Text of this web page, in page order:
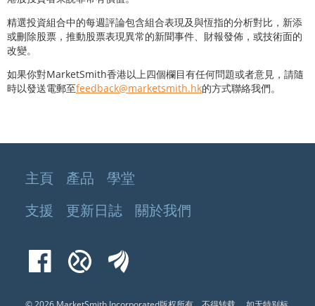
精選投資組合中的每週評論包含組合表現及與恆指的分析對比，新添
或刪除股票，推動股票表現異常的新聞事件、財報發佈，或技術面的
改變。
如果你對MarketSmith香港以上四個欄目有任何問題或者意見，請隨
時以發送電郵至feedback@marketsmith.hk的方式聯絡我們。
主頁 產品
學堂
支援
更新日誌 關於我們
FacebookXueqiu